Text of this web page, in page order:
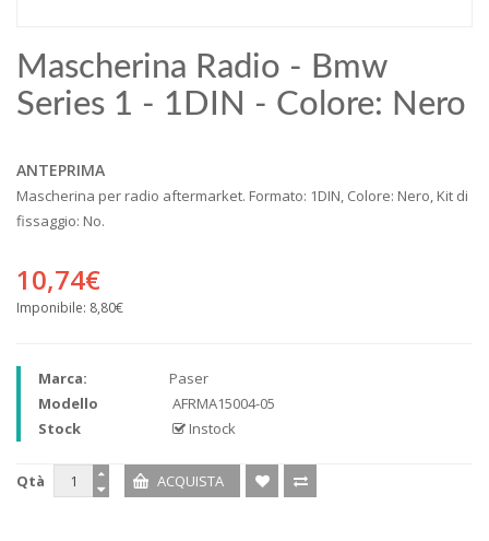
Mascherina Radio - Bmw
Series 1 - 1DIN - Colore: Nero
ANTEPRIMA
Mascherina per radio aftermarket. Formato: 1DIN, Colore: Nero, Kit di
fissaggio: No.
10,74€
Imponibile: 8,80€
Marca:
Paser
Modello
AFRMA15004-05
Stock
Instock
Qtà